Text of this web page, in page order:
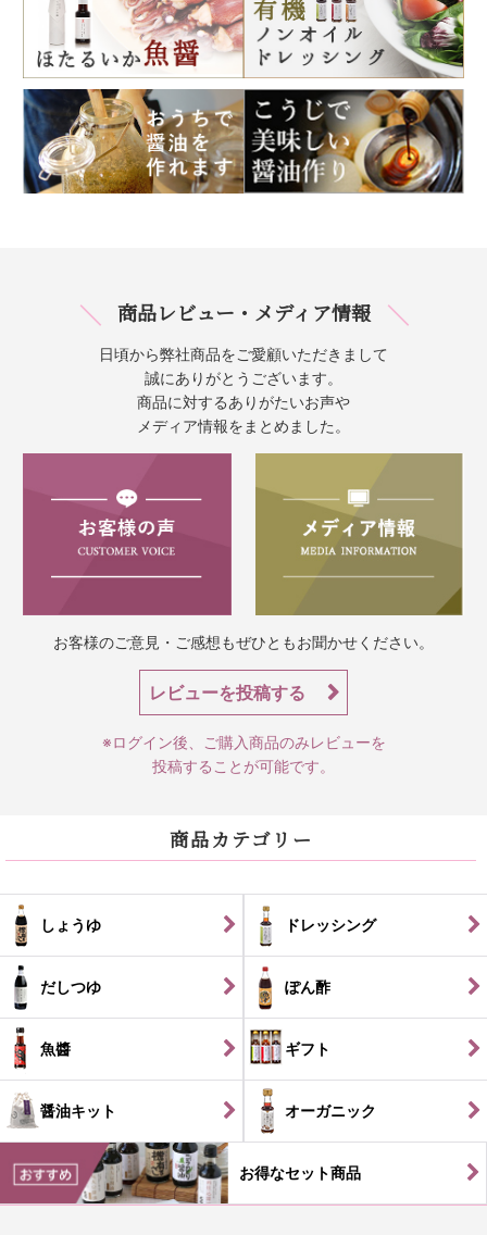
商品レビュー・メディア情報
日頃から弊社商品をご愛顧いただきまして
誠にありがとうございます。
商品に対するありがたいお声や
メディア情報をまとめました。
お客様のご意見・ご感想もぜひともお聞かせください。
レビューを投稿する
※ログイン後、ご購入商品のみレビューを
投稿することが可能です。
商品カテゴリー
しょうゆ ドレッシング
だしつゆ ぽん酢
魚醬 ギフト
醤油キット オーガニック
お得なセット商品